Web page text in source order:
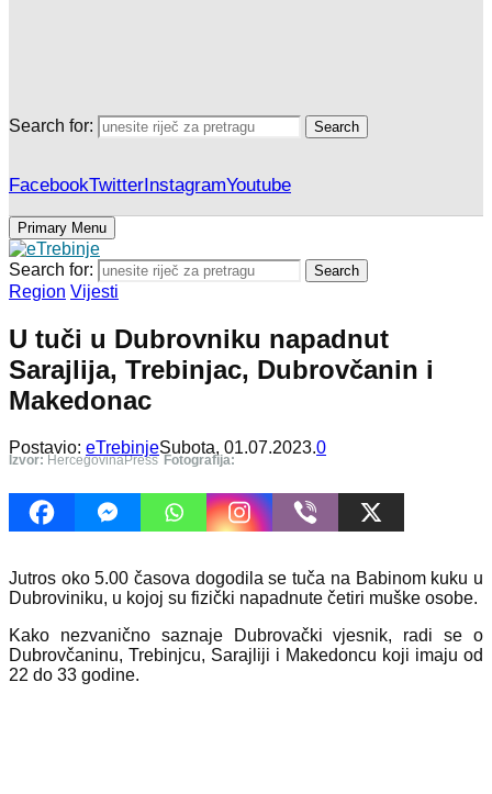
Search for: Search
FacebookTwitterInstagramYoutube
Primary Menu
Search for: Search
Region Vijesti
U tuči u Dubrovniku napadnut
Sarajlija, Trebinjac, Dubrovčanin i
Makedonac
Postavio: eTrebinjeSubota, 01.07.2023.0
Izvor: HercegovinaPress Fotografija:
Jutros oko 5.00 časova dogodila se tuča na Babinom kuku u
Dubroviniku, u kojoj su fizički napadnute četiri muške osobe.
Kako nezvanično saznaje Dubrovački vjesnik, radi se o
Dubrovčaninu, Trebinjcu, Sarajliji i Makedoncu koji imaju od
22 do 33 godine.